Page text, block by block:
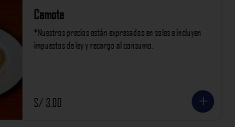
Camote
*Nuestros precios están expresados en soles e incluyen
impuestos de ley y recargo al consumo.
S/ 3.00